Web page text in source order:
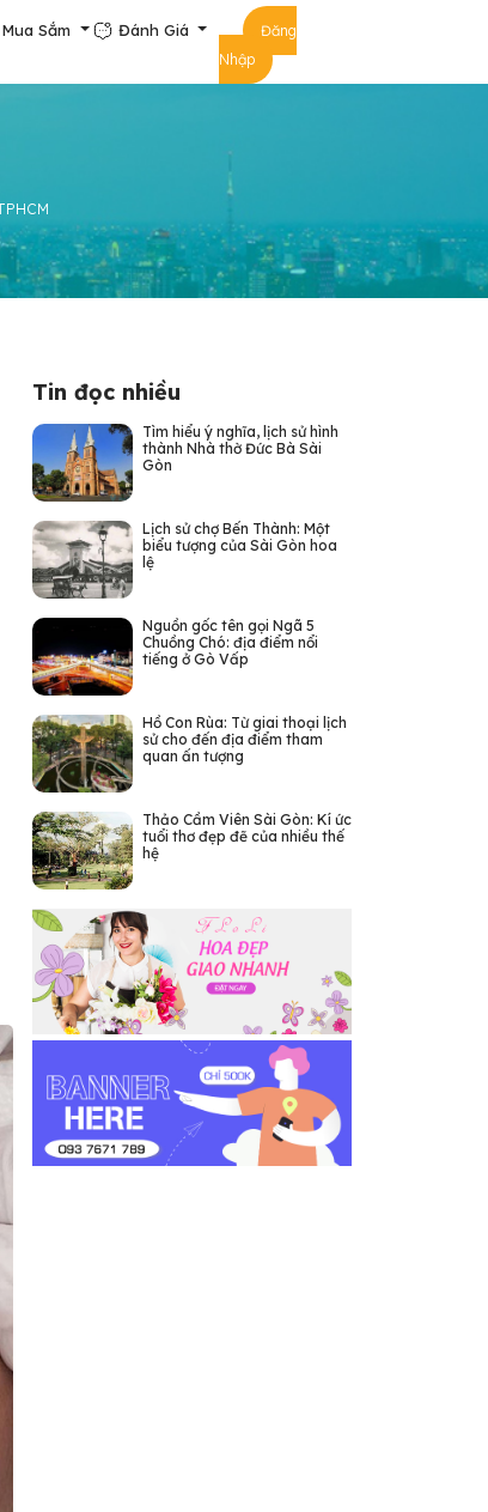
Mua Sắm Đánh Giá
Đăng
Nhập
Tin đọc nhiều
Tìm hiểu ý nghĩa, lịch sử hình
thành Nhà thờ Đức Bà Sài
Gòn
Lịch sử chợ Bến Thành: Một
biểu tượng của Sài Gòn hoa
lệ
Nguồn gốc tên gọi Ngã 5
Chuồng Chó: địa điểm nổi
tiếng ở Gò Vấp
Hồ Con Rùa: Từ giai thoại lịch
sử cho đến địa điểm tham
quan ấn tượng
Thảo Cầm Viên Sài Gòn: Kí ức
tuổi thơ đẹp đẽ của nhiều thế
hệ